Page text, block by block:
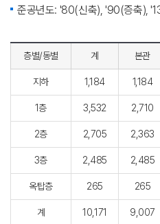
준공년도: '80(신축), '90(증축),
층별/동별 계 본관
지하 1,184 1,184
1층 3,532 2,710
2층 2,705 2,363
3층 2,485 2,485
옥탑층 265 265
계 10,171 9,007